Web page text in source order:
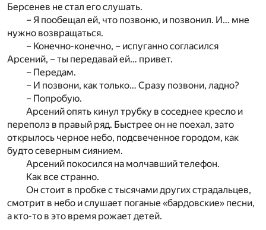
Берсенев не стал его слушать.
– Я пообещал ей, что позвоню, и позвонил. И… мне
нужно возвращаться.
– Конечно-конечно, – испуганно согласился
Арсений, – ты передавай ей… привет.
– Передам.
– И позвони, как только… Сразу позвони, ладно?
– Попробую.
Арсений опять кинул трубку в соседнее кресло и
переполз в правый ряд. Быстрее он не поехал, зато
открылось черное небо, подсвеченное городом, как
будто северным сиянием.
Арсений покосился на молчавший телефон.
Как все странно.
Он стоит в пробке с тысячами других страдальцев,
смотрит в небо и слушает поганые «бардовские» песни,
а кто-то в это время рожает детей.